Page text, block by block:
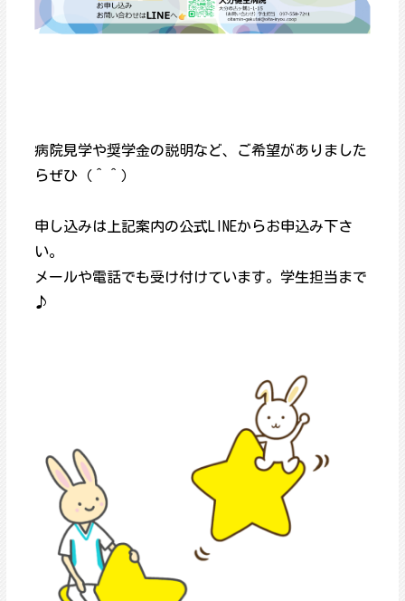
病院見学や奨学金の説明など、ご希望がありました
らぜひ（＾＾）
申し込みは上記案内の公式LINEからお申込み下さ
い。
メールや電話でも受け付けています。学生担当まで
♪